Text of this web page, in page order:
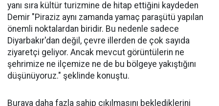
yanı sıra kültür turizmine de hitap ettiğini kaydeden
Demir "Piraziz aynı zamanda yamaç paraşütü yapılan
önemli noktalardan biridir. Bu nedenle sadece
Diyarbakır'dan değil, çevre illerden de çok sayıda
ziyaretçi geliyor. Ancak mevcut görüntülerin ne
şehrimize ne ilçemize ne de bu bölgeye yakıştığını
düşünüyoruz." şeklinde konuştu.
Buraya daha fazla sahip çıkılmasını beklediklerini